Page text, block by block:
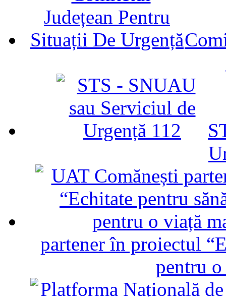
partener în proiectul
pentru